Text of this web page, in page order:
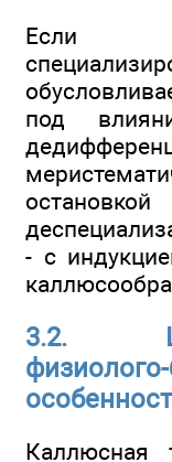
Если
под
- с
3.2.